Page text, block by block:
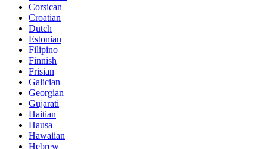
Corsican
Croatian
Dutch
Estonian
Filipino
Finnish
Frisian
Galician
Georgian
Gujarati
Haitian
Hausa
Hawaiian
Hebrew